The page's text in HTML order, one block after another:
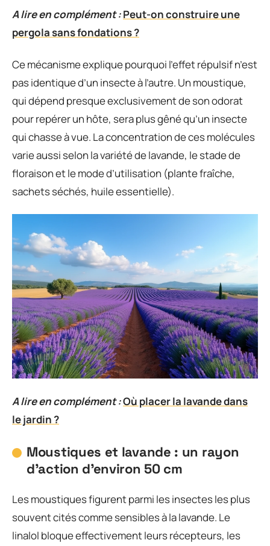
A lire en complément :Peut-on construire une
pergola sans fondations ?
Ce mécanisme explique pourquoi l’effet répulsif n’est
pas identique d’un insecte à l’autre. Un moustique,
qui dépend presque exclusivement de son odorat
pour repérer un hôte, sera plus gêné qu’un insecte
qui chasse à vue. La concentration de ces molécules
varie aussi selon la variété de lavande, le stade de
floraison et le mode d’utilisation (plante fraîche,
sachets séchés, huile essentielle).
A lire en complément :Où placer la lavande dans
le jardin ?
Moustiques et lavande : un rayon
d’action d’environ 50 cm
Les moustiques figurent parmi les insectes les plus
souvent cités comme sensibles à la lavande. Le
linalol bloque effectivement leurs récepteurs, les